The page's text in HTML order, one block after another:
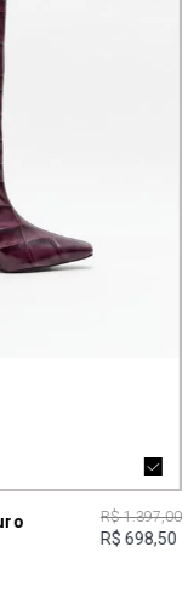
R$ 1.397,00
R$ 698,50